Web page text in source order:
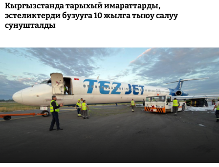
Кыргызстанда тарыхый имараттарды,
эстеликтерди бузууга 10 жылга тыюу салуу
сунушталды